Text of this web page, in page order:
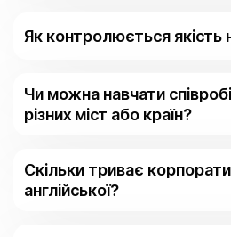
Як контролюється якість
Чи можна навчати
різних міст або країн?
Скільки триває
англійської?